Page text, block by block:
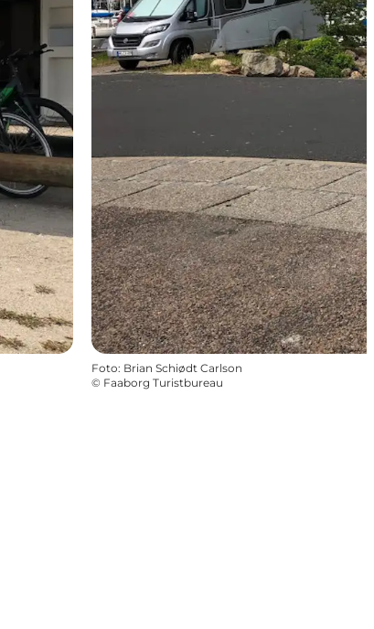
Foto: Brian Schiødt Carlson
© Faaborg Turistbureau